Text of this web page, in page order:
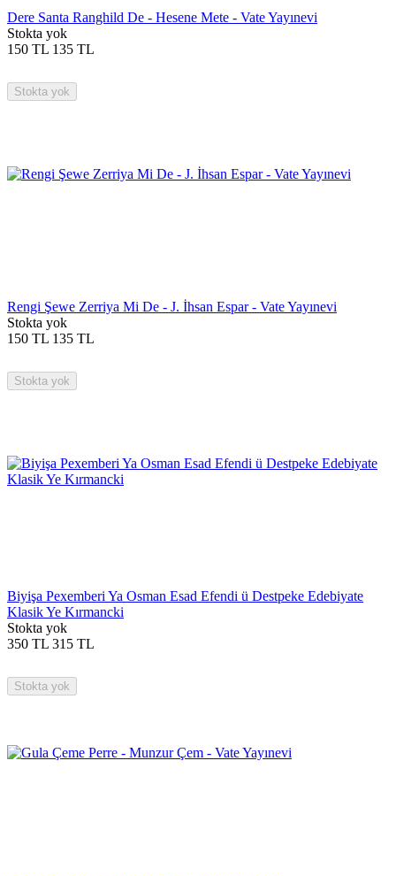
Dere Santa Ranghild De - Hesene Mete - Vate Yayınevi
Stokta yok
150 TL 135 TL
Stokta yok
Rengi Şewe Zerriya Mi De - J. İhsan Espar - Vate Yayınevi
Stokta yok
150 TL 135 TL
Stokta yok
Biyişa Pexemberi Ya Osman Esad Efendi ü Destpeke Edebiyate
Klasik Ye Kırmancki
Stokta yok
350 TL 315 TL
Stokta yok